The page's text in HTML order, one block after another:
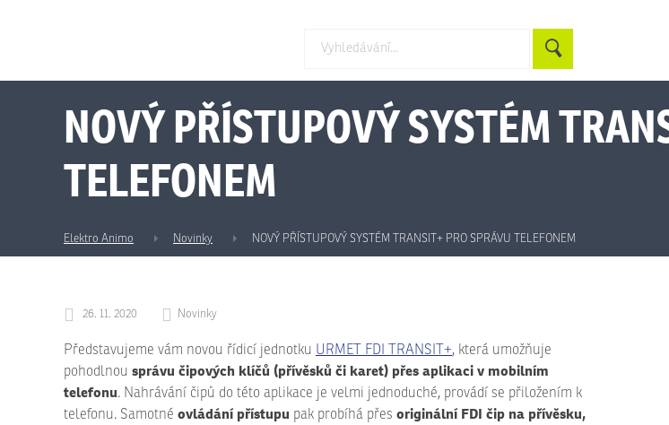
Hledat
NOVÝ PŘÍSTUPOVÝ SYSTÉM
TELEFONEM
Elektro Animo Novinky NOVÝ PŘÍSTUPOVÝ SYSTÉM TRANSIT+ PRO SPRÁVU TELEFONEM
26. 11. 2020 Novinky
Představujeme vám novou řídicí jednotku URMET FDI TRANSIT+, která umožňuje
pohodlnou správu čipových klíčů (přívěsků či karet) přes aplikaci v mobilním
telefonu. Nahrávání čipů do této aplikace je velmi jednoduché, provádí se přiložením k
telefonu. Samotné ovládání přístupu pak probíhá přes originální FDI čip na přívěsku,